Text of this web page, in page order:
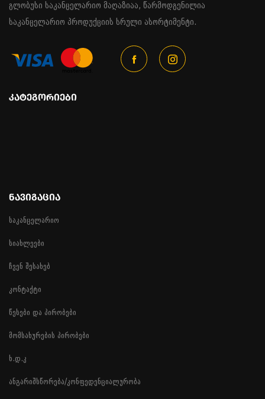
გლობუსი საკანცელარიო მაღაზიაა, წარმოდგენილია
საკანცელარიო პროდუქციის სრული ასორტიმენტი.
ᲙᲐᲢᲔᲒᲝᲠᲘᲔᲑᲘ
ᲜᲐᲕᲘᲒᲐᲪᲘᲐ
საკანცელარიო
სიახლეები
ჩვენ შესახებ
კონტაქტი
წესები და პირობები
მომსახურების პირობები
ხ.დ.კ
ანგარიშსწორება/კონფედენციალურობა